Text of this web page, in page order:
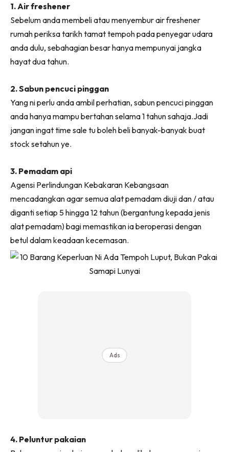
Ruang Tamu
Menarik Lagi
Impiana Makeover
Hotel
Kafe
Hartanah
High Rise
Video
Beli Di Mana
Buat Sendiri
Ilham Impiana
Ilham Impiana 360
Ilham Impiana Inspirasi Selebriti
Impiana TV
Casa Impiana
1. Air freshener
Sebelum anda membeli atau menyembur air freshener
rumah periksa tarikh tamat tempoh pada penyegar udara
anda dulu, sebahagian besar hanya mempunyai jangka
hayat dua tahun.
2. Sabun pencuci pinggan
Yang ni perlu anda ambil perhatian, sabun pencuci pinggan
anda hanya mampu bertahan selama 1 tahun sahaja.Jadi
jangan ingat time sale tu boleh beli banyak-banyak buat
stock setahun ye.
3. Pemadam api
Agensi Perlindungan Kebakaran Kebangsaan
mencadangkan agar semua alat pemadam diuji dan / atau
diganti setiap 5 hingga 12 tahun (bergantung kepada jenis
alat pemadam) bagi memastikan ia beroperasi dengan
betul dalam keadaan kecemasan.
Ads
4. Peluntur pakaian